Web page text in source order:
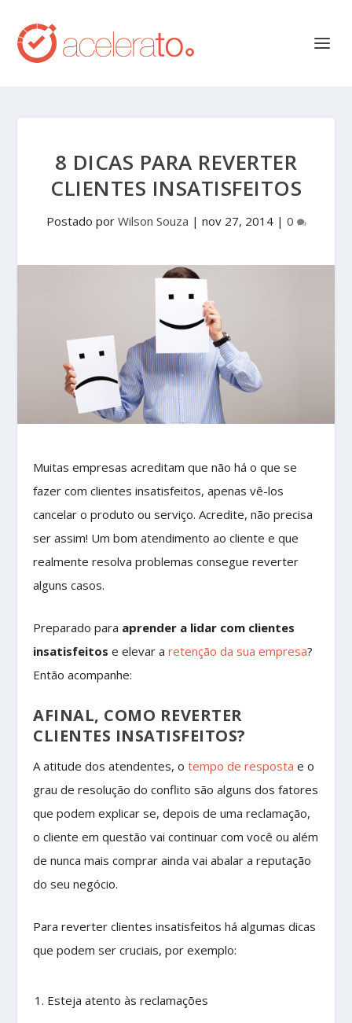
8 DICAS PARA REVERTER
CLIENTES INSATISFEITOS
Postado por Wilson Souza | nov 27, 2014| 0
Muitas empresas acreditam que não há o que se
fazer com clientes insatisfeitos, apenas vê-los
cancelar o produto ou serviço. Acredite, não precisa
ser assim! Um bom atendimento ao cliente e que
realmente resolva problemas consegue reverter
alguns casos.
Preparado para aprender a lidar com clientes
insatisfeitos e elevar aretenção da sua empresa?
Então acompanhe:
AFINAL, COMO REVERTER
CLIENTES INSATISFEITOS?
A atitude dos atendentes, otempo de resposta e o
grau de resolução do conflito são alguns dos fatores
que podem explicar se, depois de uma reclamação,
o cliente em questão vai continuar com você ou além
de nunca mais comprar ainda vai abalar a reputação
do seu negócio.
Para reverter clientes insatisfeitos há algumas dicas
que podem ser cruciais, por exemplo:
Esteja atento às reclamações